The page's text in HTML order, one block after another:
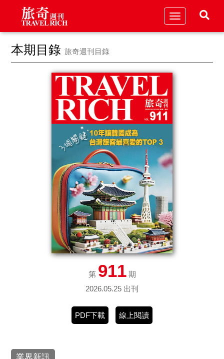
Toggle
本期目錄 旅奇週刊目錄
第 911期
2026.05.25 出刊
PDF下載 線上閱讀
業界新訊